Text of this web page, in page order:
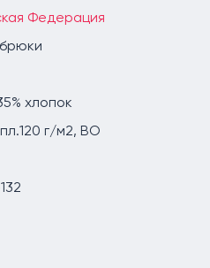
Федерация
хлопок
г/м2, ВО